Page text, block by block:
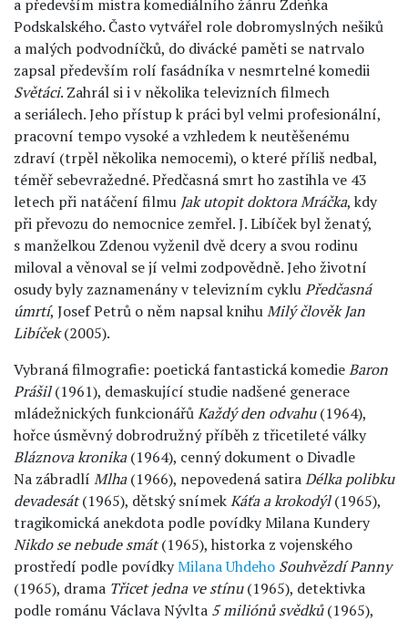
a především mistra komediálního žánru Zdeňka
Podskalského. Často vytvářel role dobromyslných nešiků
a malých podvodníčků, do divácké paměti se natrvalo
zapsal především rolí fasádníka v nesmrtelné komedii
Světáci. Zahrál si i v několika televizních filmech
a seriálech. Jeho přístup k práci byl velmi profesionální,
pracovní tempo vysoké a vzhledem k neutěšenému
zdraví (trpěl několika nemocemi), o které příliš nedbal,
téměř sebevražedné. Předčasná smrt ho zastihla ve 43
letech při natáčení filmu Jak utopit doktora Mráčka, kdy
při převozu do nemocnice zemřel. J. Libíček byl ženatý,
s manželkou Zdenou vyženil dvě dcery a svou rodinu
miloval a věnoval se jí velmi zodpovědně. Jeho životní
osudy byly zaznamenány v televizním cykluPředčasná
úmrtí, Josef Petrů o něm napsal knihuMilý člověk Jan
Libíček(2005).
Vybraná filmografie: poetická fantastická komedieBaron
Prášil(1961), demaskující studie nadšené generace
mládežnických funkcionářůKaždý den odvahu(1964),
hořce úsměvný dobrodružný příběh z třicetileté války
Bláznova kronika(1964), cenný dokument o Divadle
Na zábradlí Mlha(1966), nepovedená satiraDélka polibku
devadesát(1965), dětský snímekKáťa a krokodýl(1965),
tragikomická anekdota podle povídky Milana Kundery
Nikdo se nebude smát(1965), historka z vojenského
prostředí podle povídkyMilana Uhdeho Souhvězdí Panny
(1965), drama Třicet jedna ve stínu(1965), detektivka
podle románu Václava Nývlta 5 miliónů svědků(1965),